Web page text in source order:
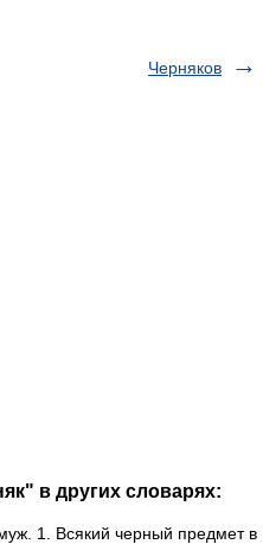
Черняков
в других словарях:
1. Всякий черный предмет в